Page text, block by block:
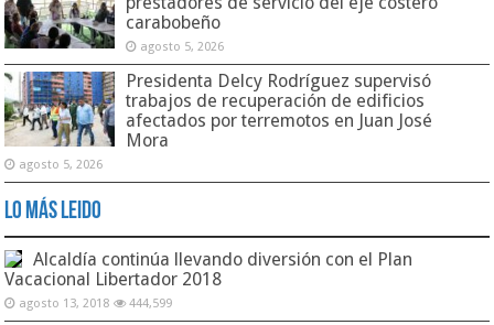
carabobeño
agosto 5, 2026
Presidenta Delcy Rodríguez supervisó
trabajos de recuperación de edificios
afectados por terremotos en Juan José
Mora
agosto 5, 2026
Lo Más Leido
Alcaldía continúa llevando diversión con el Plan
Vacacional Libertador 2018
agosto 13, 2018 444,599